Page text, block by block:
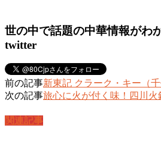
世の中で話題の中華情報がわ
twitter
前の記事新東記 クラーク・キー（千
次の記事旅心に火が付く味！四川火
関連記事